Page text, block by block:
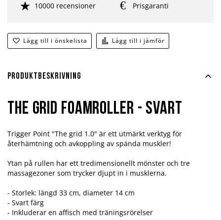
Lägg till i önskelista Lägg till i jämför
10000 recensioner Prisgaranti
Produktbeskrivning
The Grid Foamroller - Svart
Trigger Point "The grid 1.0" är ett utmärkt verktyg för
återhämtning och avkoppling av spända muskler!
Ytan på rullen har ett tredimensionellt mönster och tre
massagezoner som trycker djupt in i musklerna.
- Storlek: längd 33 cm, diameter 14 cm
- Svart färg
- Inkluderar en affisch med träningsrörelser